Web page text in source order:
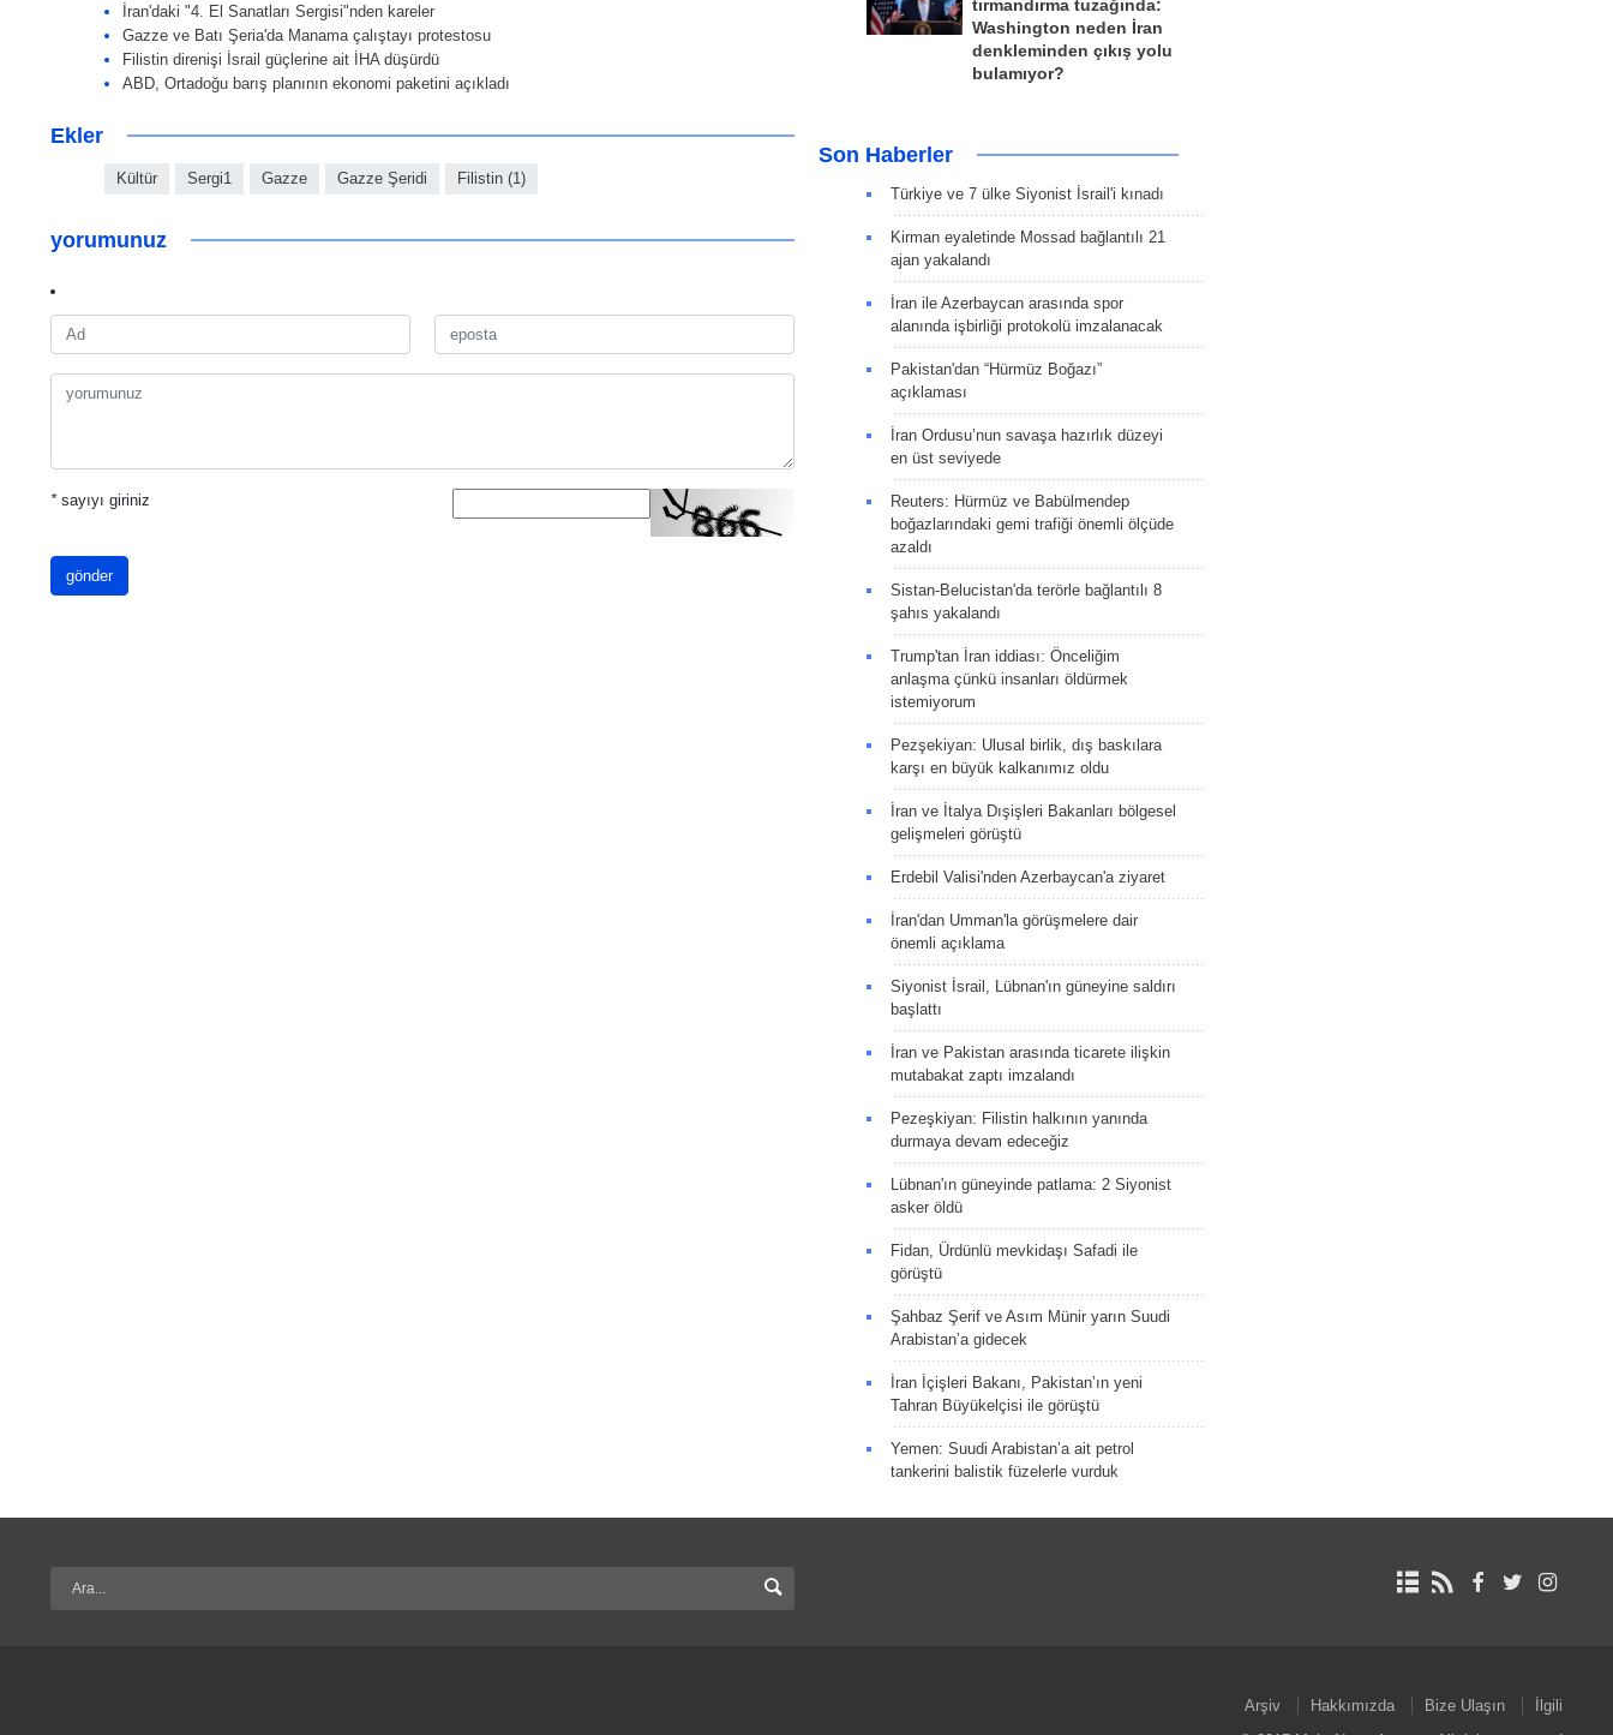
İran'daki "4. El Sanatları Sergisi"nden kareler
Gazze ve Batı Şeria'da Manama çalıştayı protestosu
Filistin direnişi İsrail güçlerine ait İHA düşürdü
ABD, Ortadoğu barış planının ekonomi paketini açıkladı
Ekler
Kültür Sergi1 Gazze Gazze Şeridi Filistin (1)
yorumunuz
*sayıyı giriniz
gönder
tırmandırma tuzağında:
Washington neden İran
denkleminden çıkış yolu
bulamıyor?
Son Haberler
Türkiye ve 7 ülke Siyonist İsrail'i kınadı
Kirman eyaletinde Mossad bağlantılı 21
ajan yakalandı
İran ile Azerbaycan arasında spor
alanında işbirliği protokolü imzalanacak
Pakistan'dan “Hürmüz Boğazı”
açıklaması
İran Ordusu’nun savaşa hazırlık düzeyi
en üst seviyede
Reuters: Hürmüz ve Babülmendep
boğazlarındaki gemi trafiği önemli ölçüde
azaldı
Sistan-Belucistan'da terörle bağlantılı 8
şahıs yakalandı
Trump'tan İran iddiası: Önceliğim
anlaşma çünkü insanları öldürmek
istemiyorum
Pezşekiyan: Ulusal birlik, dış baskılara
karşı en büyük kalkanımız oldu
İran ve İtalya Dışişleri Bakanları bölgesel
gelişmeleri görüştü
Erdebil Valisi'nden Azerbaycan'a ziyaret
İran'dan Umman'la görüşmelere dair
önemli açıklama
Siyonist İsrail, Lübnan'ın güneyine saldırı
başlattı
İran ve Pakistan arasında ticarete ilişkin
mutabakat zaptı imzalandı
Pezeşkiyan: Filistin halkının yanında
durmaya devam edeceğiz
Lübnan'ın güneyinde patlama: 2 Siyonist
asker öldü
Fidan, Ürdünlü mevkidaşı Safadi ile
görüştü
Şahbaz Şerif ve Asım Münir yarın Suudi
Arabistan’a gidecek
İran İçişleri Bakanı, Pakistan’ın yeni
Tahran Büyükelçisi ile görüştü
Yemen: Suudi Arabistan’a ait petrol
tankerini balistik füzelerle vurduk
Arşiv Hakkımızda Bize Ulaşın
İlgili